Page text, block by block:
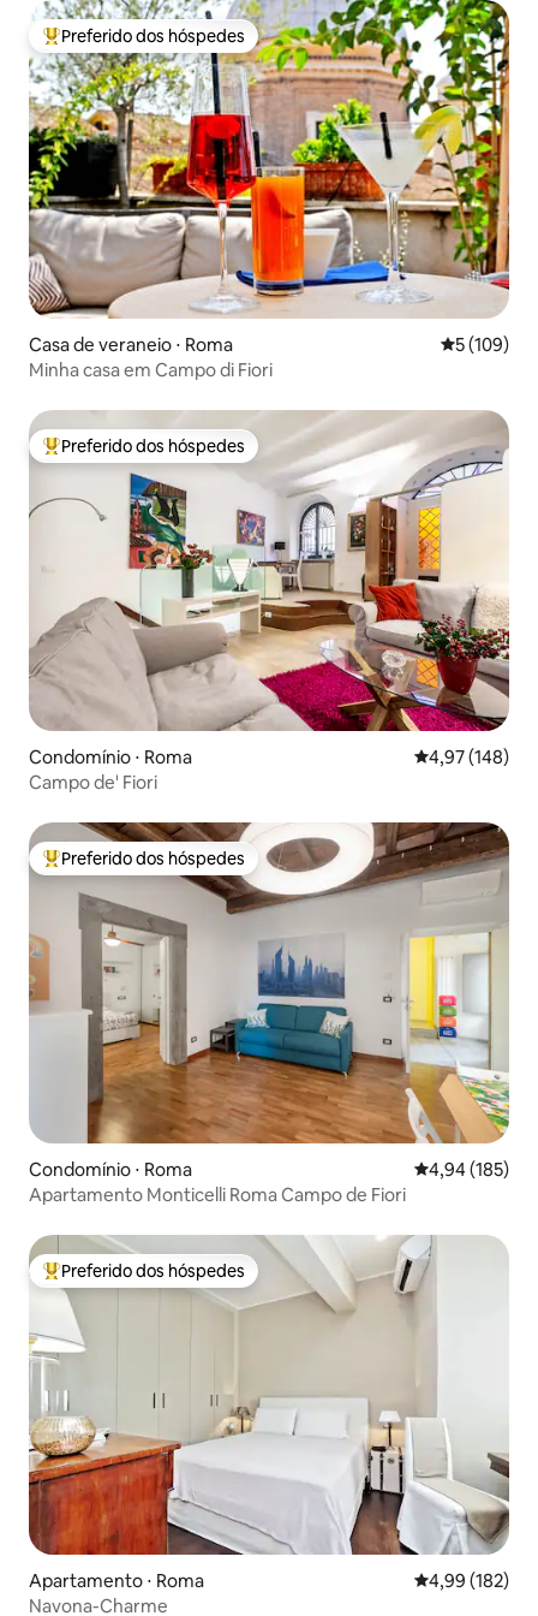
Entre os melhores preferidos dos hóspedes
Preferido dos hóspedes
Casa de veraneio ⋅ Roma 5 de uma
5 (109)
Minha casa em Campo di Fiori
Entre os melhores preferidos dos hóspedes
Preferido dos hóspedes
Condomínio ⋅ Roma 4,97 de uma
4,97 (148)
Campo de' Fiori
Entre os melhores preferidos dos hóspedes
Preferido dos hóspedes
Condomínio ⋅ Roma 4,94 de uma
4,94 (185)
Apartamento Monticelli Roma Campo de Fiori
Entre os melhores preferidos dos hóspedes
Preferido dos hóspedes
Apartamento ⋅ Roma 4,99 de uma
4,99 (182)
Navona-Charme